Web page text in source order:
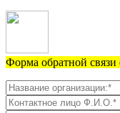
Форма обратной